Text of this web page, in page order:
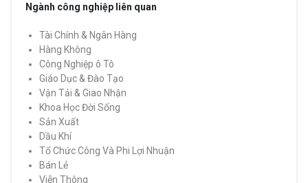
Ngành công nghiệp liên quan
Tài Chính & Ngân Hàng
Hàng Không
Công Nghiệp ô Tô
Giáo Dục & Đào Tạo
Vận Tải & Giao Nhận
Khoa Học Đời Sống
Sản Xuất
Dầu Khí
Tổ Chức Công Và Phi Lợi Nhuận
Bán Lẻ
Viễn Thông